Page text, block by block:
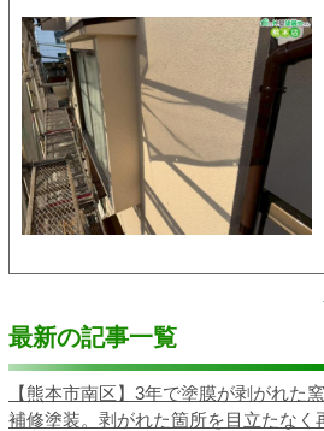
最新の記事一覧
【熊本市南区】3年で塗膜が剥がれた
補修塗装。剥がれた箇所を目立たなく